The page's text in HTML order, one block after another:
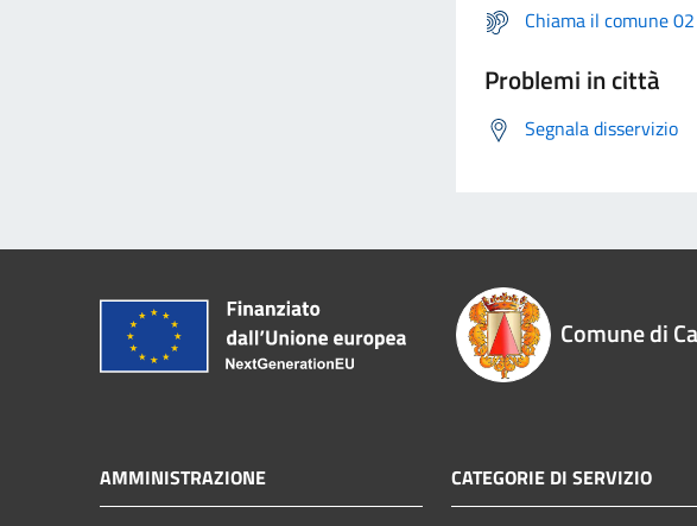
Chiama il comune
Problemi in città
Segnala disservizio
Comune di
AMMINISTRAZIONE CATEGORIE DI SERVIZIO